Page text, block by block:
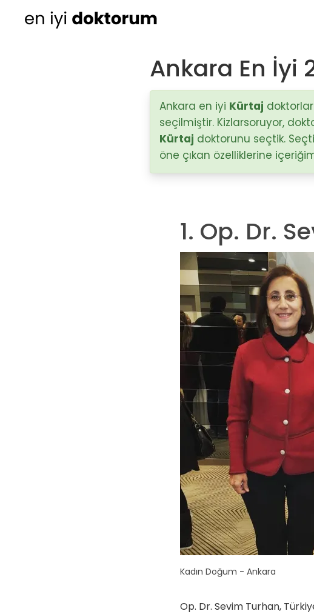
Kadın Doğum
Ortopedi
Cildiye (Dermatoloji)
Kulak Burun Boğaz hastalıkları
- KBB
Diğer Branşlar
Ankara En İyi
Ankara en iyi Kürtaj
seçilmiştir. Kizlarsoruyor,
Kürtaj doktorunu seçtik.
öne çıkan özelliklerine
1. Op. Dr.
Kadın Doğum - Ankara
Op. Dr. Sevim Turhan,